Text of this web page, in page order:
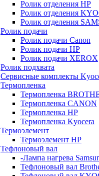
Ролик отделения HP
Ролик отделения
Ролик отделения
Ролик подачи
Ролик подачи Canon
Ролик подачи HP
Ролик подачи XEROX
Ролик подхвата
Сервисные комплекты
Термопленка
Термопленка
Термопленка CANON
Термопленка HP
Термопленка Kyocera
Термоэлемент
Термоэлемент НР
Тефлоновый вал
-Лампа нагрева
Тефлоновый вал